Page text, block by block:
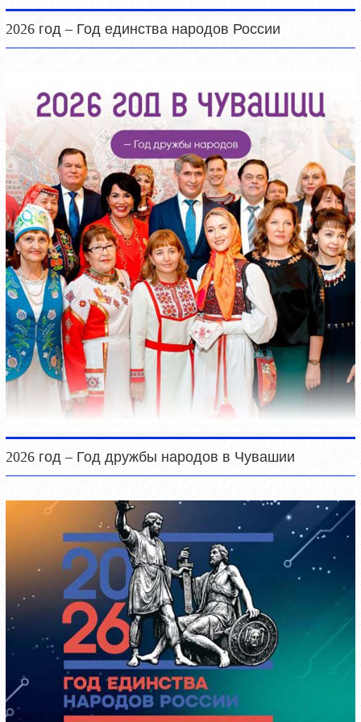
2026 год – Год единства народов России
2026 год – Год дружбы народов в Чувашии